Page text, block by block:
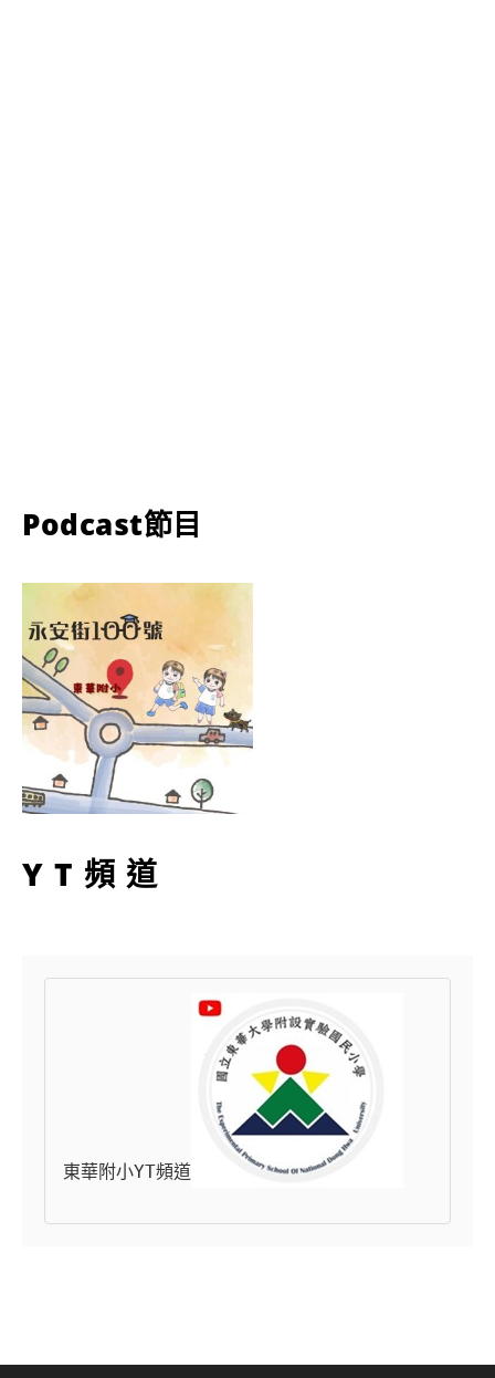
Podcast節目
YT頻道
東華附小YT頻道